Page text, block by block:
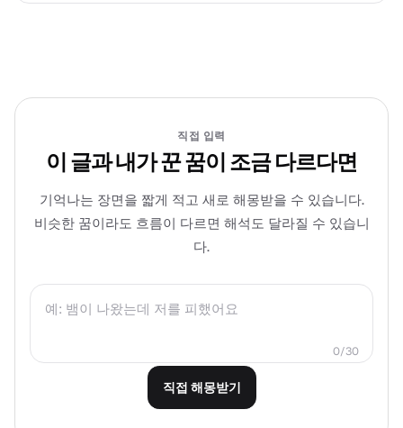
직접 입력
이 글과 내가 꾼 꿈이 조금 다르다면
기억나는 장면을 짧게 적고 새로 해몽받을 수 있습니다.
비슷한 꿈이라도 흐름이 다르면 해석도 달라질 수 있습니
다.
0/30
직접 해몽받기